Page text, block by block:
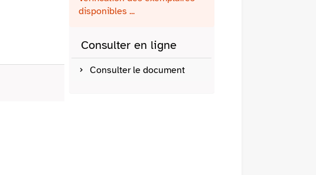
disponibles ...
Consulter en ligne
Consulter le document